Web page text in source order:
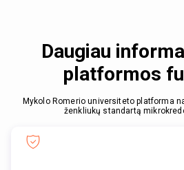
Daugiau
platformos
Mykolo Romerio universiteto platforma
ženkliukų standartą